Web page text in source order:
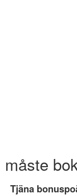
måste
Tjäna